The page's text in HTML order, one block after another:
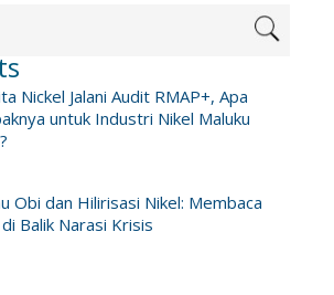
Nickel Jalani Audit RMAP+, Apa
untuk Industri Nikel Maluku
Obi dan Hilirisasi Nikel: Membaca
Balik Narasi Krisis